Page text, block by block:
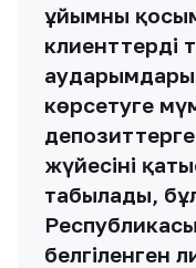
ұйымның
клиенттердің
көрсетуге
депозиттерге
жүйесінің
табылады,
белгіленген